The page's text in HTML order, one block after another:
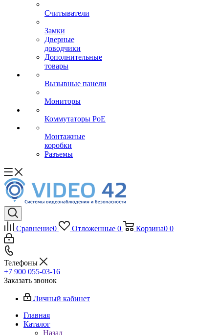
Считыватели
Замки
Дверные
доводчики
Дополнительные
товары
Вызывные панели
Мониторы
Коммутаторы PoE
Монтажные
коробки
Разъемы
Сравнение0 Отложенные 0 Корзина0 0
Телефоны
+7 900 055-03-16
Заказать звонок
Личный кабинет
Главная
Каталог
Назад